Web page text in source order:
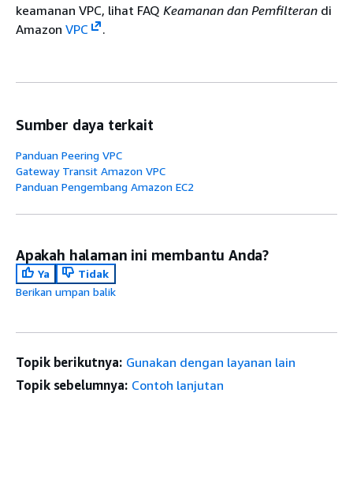
keamanan VPC, lihat FAQ Keamanan dan Pemfilteran di
Amazon VPC .
Sumber daya terkait
Panduan Peering VPC
Gateway Transit Amazon VPC
Panduan Pengembang Amazon EC2
Apakah halaman ini membantu Anda?
Ya
Tidak
Berikan umpan balik
Topik berikutnya: Gunakan dengan layanan lain
Topik sebelumnya: Contoh lanjutan